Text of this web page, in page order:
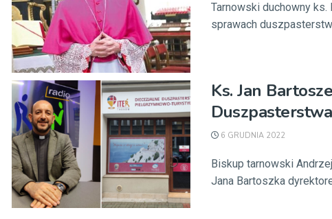
Tarnowski duchowny
sprawach
Ks. Jan
6 GRUDNIA 2022
Biskup tarnowski
Jana Bartoszka